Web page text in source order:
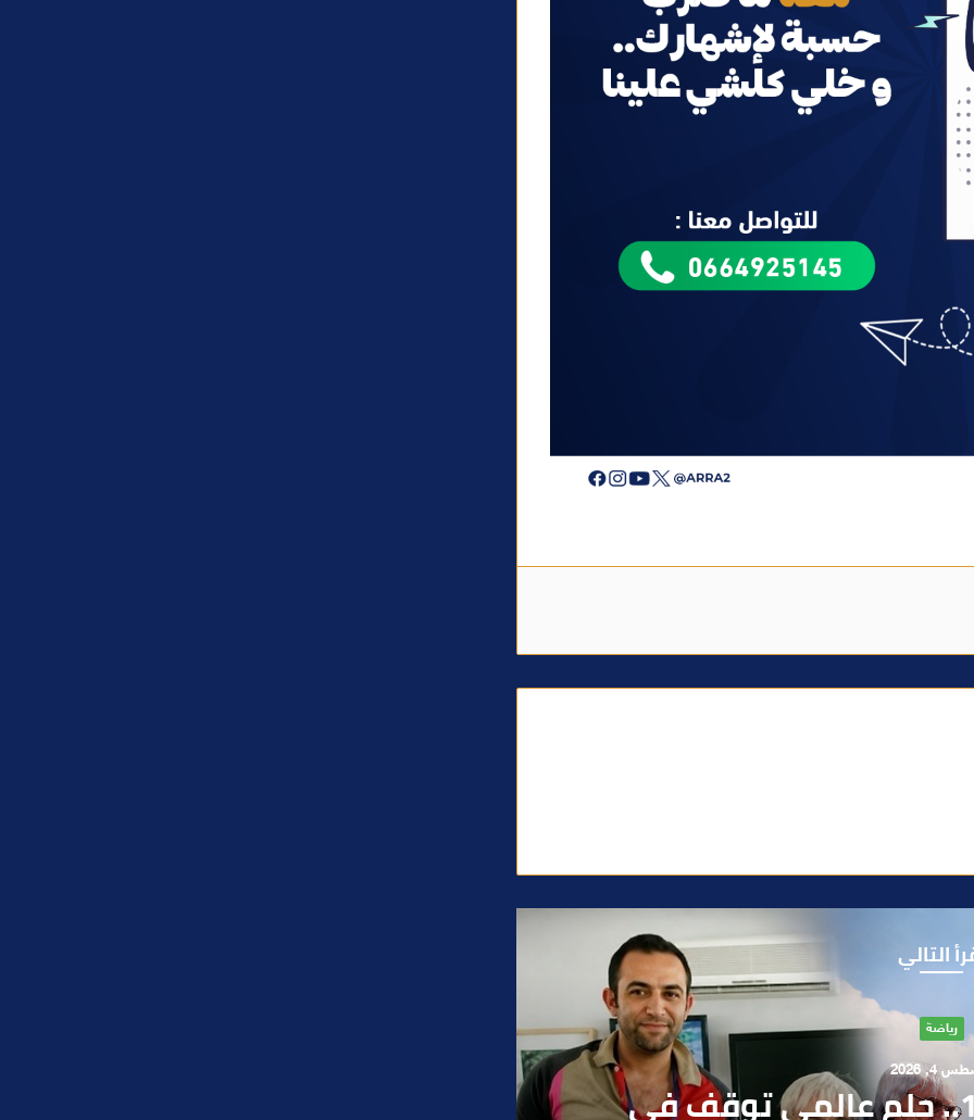
التالي
آراء
1, 2026
صمت الحكومة وسباق